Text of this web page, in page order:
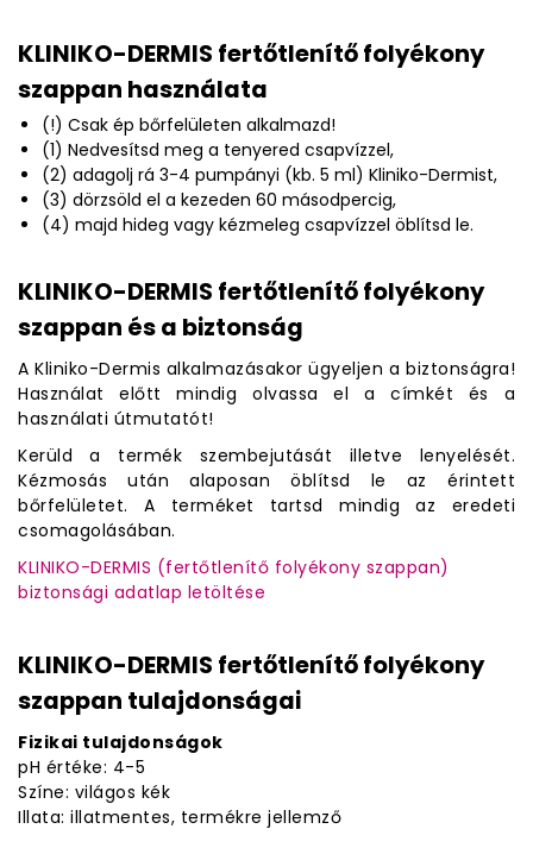
KLINIKO-DERMIS fertőtlenítő folyékony
szappan használata
(!) Csak ép bőrfelületen alkalmazd!
(1) Nedvesítsd meg a tenyered csapvízzel,
(2) adagolj rá 3-4 pumpányi (kb. 5 ml) Kliniko-Dermist,
(3) dörzsöld el a kezeden 60 másodpercig,
(4) majd hideg vagy kézmeleg csapvízzel öblítsd le.
KLINIKO-DERMIS fertőtlenítő folyékony
szappan és a biztonság
A Kliniko-Dermis alkalmazásakor ügyeljen a biztonságra!
Használat előtt mindig olvassa el a címkét és a
használati útmutatót!
Kerüld a termék szembejutását illetve lenyelését.
Kézmosás után alaposan öblítsd le az érintett
bőrfelületet. A terméket tartsd mindig az eredeti
csomagolásában.
KLINIKO-DERMIS (fertőtlenítő folyékony szappan)
biztonsági adatlap letöltése
KLINIKO-DERMIS fertőtlenítő folyékony
szappan tulajdonságai
Fizikai tulajdonságok
pH értéke: 4-5
Színe: világos kék
Illata: illatmentes, termékre jellemző